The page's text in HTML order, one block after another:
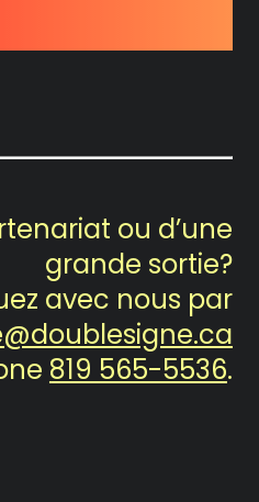
ou d’une
grande sortie?
avec nous par
819 565-5536.